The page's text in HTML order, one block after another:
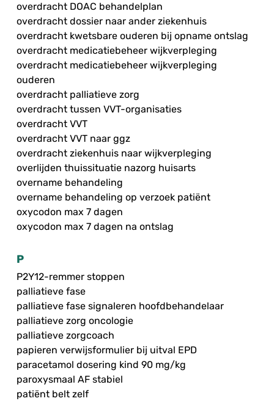
overdracht DOAC behandelplan
overdracht dossier naar ander ziekenhuis
overdracht kwetsbare ouderen bij opname ontslag
overdracht medicatiebeheer wijkverpleging
overdracht medicatiebeheer wijkverpleging
ouderen
overdracht palliatieve zorg
overdracht tussen VVT-organisaties
overdracht VVT
overdracht VVT naar ggz
overdracht ziekenhuis naar wijkverpleging
overlijden thuissituatie nazorg huisarts
overname behandeling
overname behandeling op verzoek patiënt
oxycodon max 7 dagen
oxycodon max 7 dagen na ontslag
P
P2Y12-remmer stoppen
palliatieve fase
palliatieve fase signaleren hoofdbehandelaar
palliatieve zorg oncologie
palliatieve zorgcoach
papieren verwijsformulier bij uitval EPD
paracetamol dosering kind 90 mg/kg
paroxysmaal AF stabiel
patiënt belt zelf